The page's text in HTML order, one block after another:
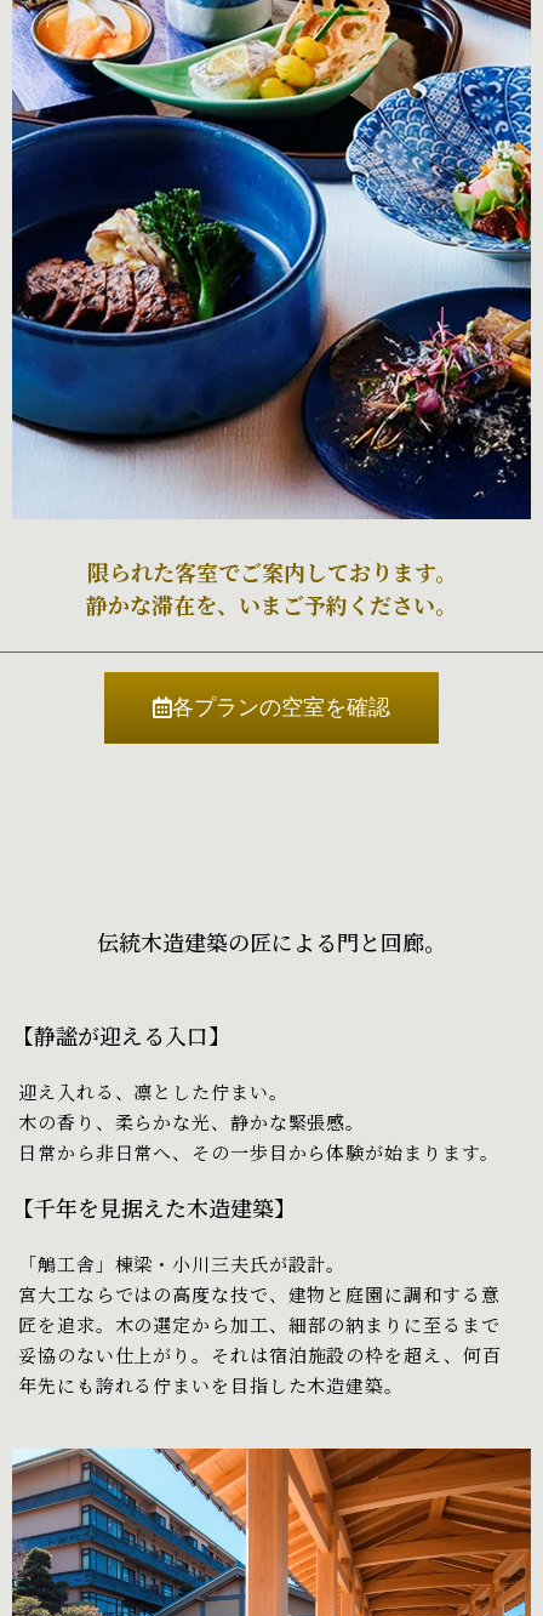
限られた客室でご案内しております。
静かな滞在を、いまご予約ください。
各プランの空室を確認
伝統木造建築の匠による門と回廊。
【静謐が迎える入口】
迎え入れる、凛とした佇まい。
木の香り、柔らかな光、静かな緊張感。
日常から非日常へ、その一歩目から体験が始まります。
【千年を見据えた木造建築】
「鵤工舎」棟梁・小川三夫氏が設計。
宮大工ならではの高度な技で、建物と庭園に調和する意
匠を追求。 木の選定から加工、細部の納まりに至るまで
妥協のない仕上がり。 それは宿泊施設の枠を超え、何百
年先にも誇れる佇まいを目指した木造建築。